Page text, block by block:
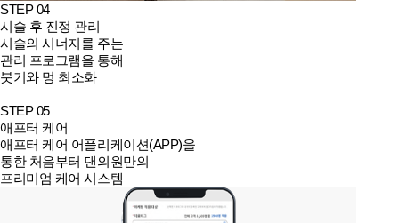
STEP 04
시술 후 진정 관리
시술의 시너지를 주는
관리 프로그램을 통해
붓기와 멍 최소화
STEP 05
애프터 케어
애프터 케어 어플리케이션(APP)을
통한 처음부터 댄의원만의
프리미엄 케어 시스템